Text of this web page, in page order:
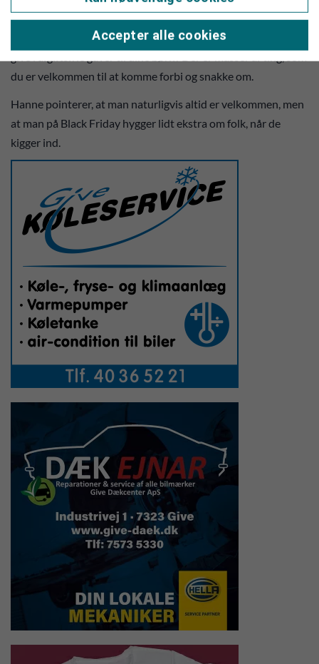
- Hvordan er det lige med kørselsfradraget? Hvad kan jeg få
her - og er der kommet nye regler på området? Hvad må du
du er velkommen til at komme forbi og snakke om.
Hanne pointerer, at man naturligvis altid er velkommen, men
at man på Black Friday hygger lidt ekstra om folk, når de
kigger ind.
Accepter alle cookies